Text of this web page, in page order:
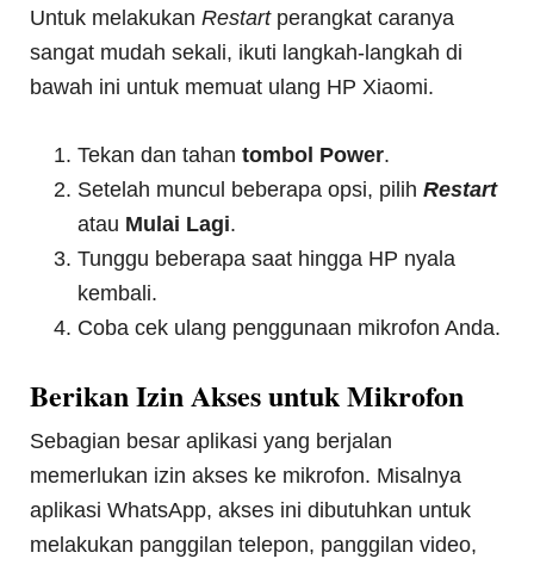
Untuk melakukanRestart perangkat caranya
sangat mudah sekali, ikuti langkah-langkah di
bawah ini untuk memuat ulang HP Xiaomi.
Tekan dan tahantombol Power.
Setelah muncul beberapa opsi, pilihRestart
atau Mulai Lagi.
Tunggu beberapa saat hingga HP nyala
kembali.
Coba cek ulang penggunaan mikrofon Anda.
Berikan Izin Akses untuk Mikrofon
Sebagian besar aplikasi yang berjalan
memerlukan izin akses ke mikrofon. Misalnya
aplikasi WhatsApp, akses ini dibutuhkan untuk
melakukan panggilan telepon, panggilan video,